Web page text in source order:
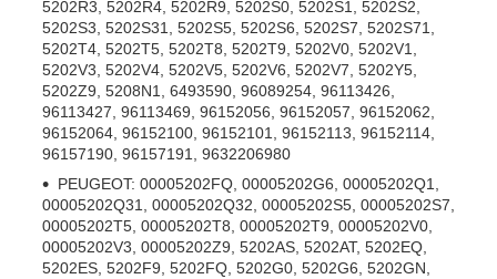
5202R3, 5202R4, 5202R9, 5202S0, 5202S1, 5202S2,
5202S3, 5202S31, 5202S5, 5202S6, 5202S7, 5202S71,
5202T4, 5202T5, 5202T8, 5202T9, 5202V0, 5202V1,
5202V3, 5202V4, 5202V5, 5202V6, 5202V7, 5202Y5,
5202Z9, 5208N1, 6493590, 96089254, 96113426,
96113427, 96113469, 96152056, 96152057, 96152062,
96152064, 96152100, 96152101, 96152113, 96152114,
96157190, 96157191, 9632206980
PEUGEOT: 00005202FQ, 00005202G6, 00005202Q1,
00005202Q31, 00005202Q32, 00005202S5, 00005202S7,
00005202T5, 00005202T8, 00005202T9, 00005202V0,
00005202V3, 00005202Z9, 5202AS, 5202AT, 5202EQ,
5202ES, 5202F9, 5202FQ, 5202G0, 5202G6, 5202GN,